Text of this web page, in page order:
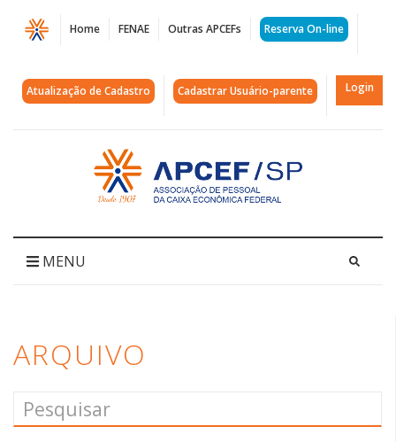
Página
Arquivos
centro
APCEF/SP
Home FENAE Outras APCEFs Reserva On-line
Atualização de Cadastro Cadastrar Usuário-parente Login
Acessar
página
inicial
MENU
ARQUIVO